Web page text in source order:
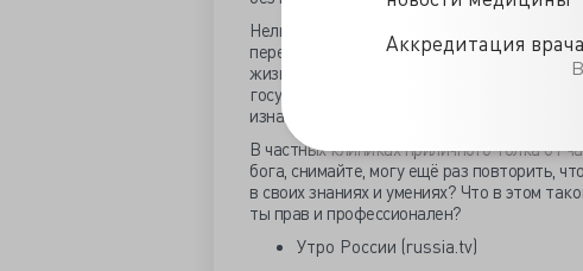
Аккредитация врача
Нельзя сравнивать врача с торгашом и
передёргивает, но суть остаётся – услуги
жизни. Не заметили глобальное отличие
государственного? А отличие в отношении
изначально уважительно и после, чтобы он
В частных клиниках приличного толка от
бога, снимайте, могу ещё раз повторить,
в своих знаниях и умениях? Что в этом
ты прав и профессионален?
Утро России (russia.tv)